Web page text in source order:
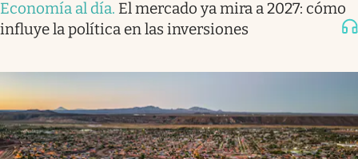
Economía al día. El mercado ya mira a 2027: cómo
influye la política en las inversiones